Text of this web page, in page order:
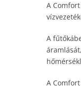
A
A
A